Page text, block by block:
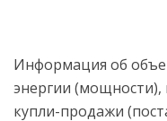
Информация об
энергии
купли-продажи